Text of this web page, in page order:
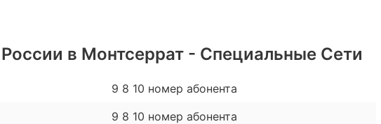
в Монтсеррат - Специальные Сети
9 8 10 номер абонента
9 8 10 номер абонента